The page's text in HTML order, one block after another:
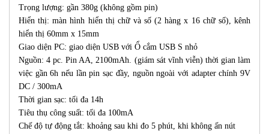
Trọng lượng: gần 380g (không gồm pin)
Hiển thị: màn hình hiển thị chữ và số (2 hàng x 16 chữ số), kênh
hiển thị 60mm x 15mm
Giao diện PC: giao diện USB với Ổ cắm USB S nhỏ
Nguồn: 4 pc. Pin AA, 2100mAh. (giám sát vĩnh viễn) thời gian làm
việc gần 6h nếu lần pin sạc đầy, nguồn ngoài với adapter chính 9V
DC / 300mA
Thời gian sạc: tối đa 14h
Tiêu thụ công suất: tối đa 100mA
Chế độ tự động tắt: khoảng sau khi đo 5 phút, khi không ấn nút